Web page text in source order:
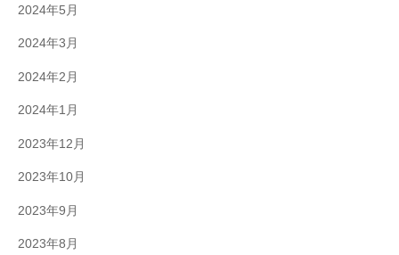
2024年5月
2024年3月
2024年2月
2024年1月
2023年12月
2023年10月
2023年9月
2023年8月